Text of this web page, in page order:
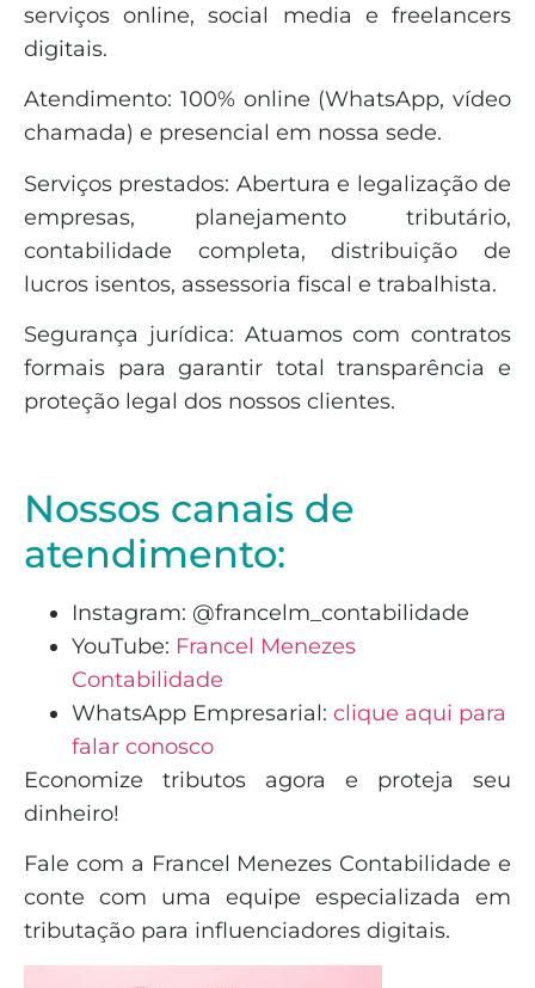
serviços online, social media e freelancers
digitais.
Atendimento: 100% online (WhatsApp, vídeo
chamada) e presencial em nossa sede.
Serviços prestados: Abertura e legalização de
empresas, planejamento tributário,
contabilidade completa, distribuição de
lucros isentos, assessoria fiscal e trabalhista.
Segurança jurídica: Atuamos com contratos
formais para garantir total transparência e
proteção legal dos nossos clientes.
Nossos canais de
atendimento:
Instagram: @francelm_contabilidade
YouTube: Francel Menezes
Contabilidade
WhatsApp Empresarial: clique aqui para
falar conosco
Economize tributos agora e proteja seu
dinheiro!
Fale com a Francel Menezes Contabilidade e
conte com uma equipe especializada em
tributação para influenciadores digitais.